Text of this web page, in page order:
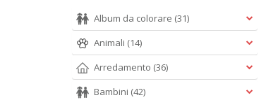
Album da colorare (31)
Animali (14)
Arredamento (36)
Bambini (42)